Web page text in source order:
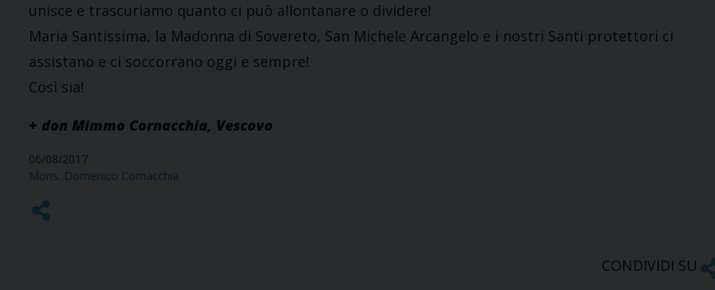
unisce e trascuriamo quanto ci può allontanare o dividere!
Maria Santissima, la Madonna di Sovereto, San Michele Arcangelo e i nostri Santi protettori ci
assistano e ci soccorrano oggi e sempre!
Così sia!
+ don Mimmo Cornacchia, Vescovo
06/08/2017
Mons. Domenico Cornacchia
CONDIVIDI SU